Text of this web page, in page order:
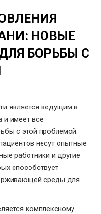
НОВЫЕ
БОРЬБЫ С
является ведущим в
и имеет все
с этой проблемой.
несут опытные
работники и другие
способствует
среды для
комплексному